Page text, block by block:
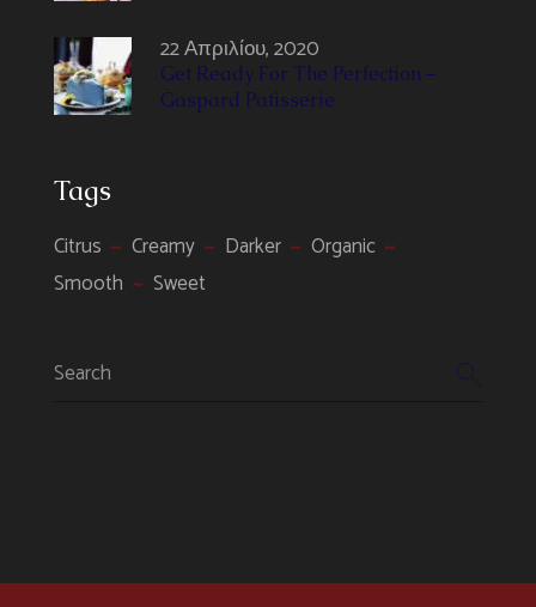
22 Απριλίου, 2020
Get Ready For The Perfection –
Gaspard Patisserie
Tags
Citrus Creamy Darker
Organic
Smooth
Sweet
Search
for: